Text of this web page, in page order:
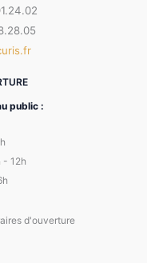
public :
- 12h
d'ouverture